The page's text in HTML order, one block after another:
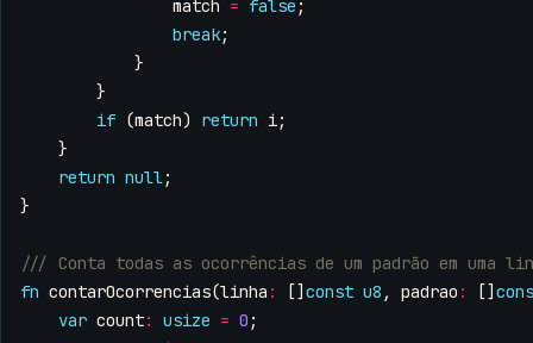
match = false ;
break;
}
}
if (match) return i;
}
return null;
}
fn contarOcorrencias(linha : [] const u8 , padrao : []
var count: usize = 0 ;